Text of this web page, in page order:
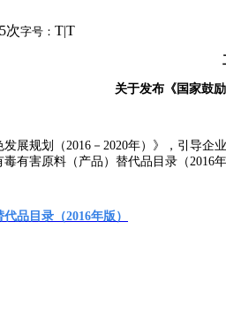
次字号： T|T
关于发布《国家鼓
展规划（2016－2020年）》，引导
有害原料（产品）替代品目录（2016
品目录（2016年版）